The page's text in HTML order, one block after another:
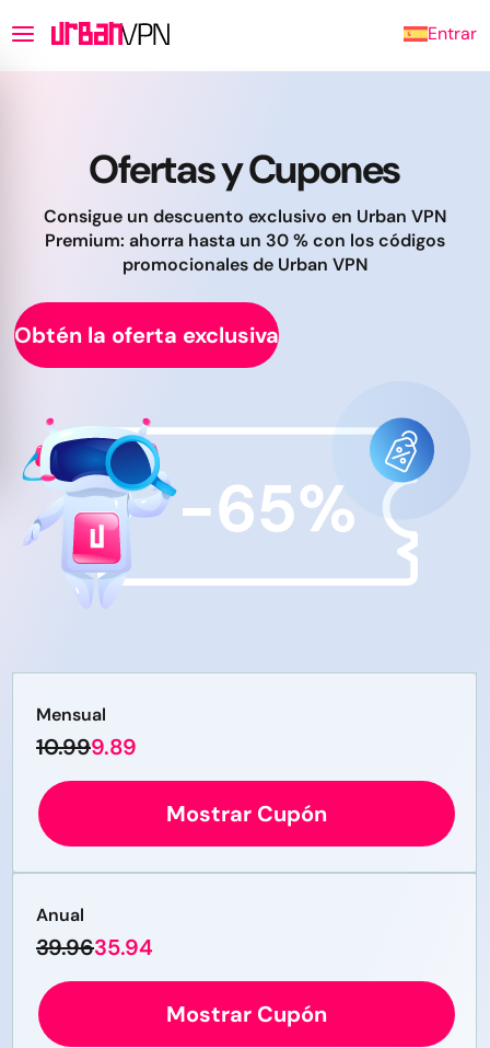
Entrar
Ofertas y Cupones
Consigue un descuento exclusivo en Urban VPN
Premium: ahorra hasta un 30 % con los códigos
promocionales de Urban VPN
Obtén la oferta exclusiva
Mensual
10.999.89
Mostrar Cupón
Anual
39.9635.94
Mostrar Cupón